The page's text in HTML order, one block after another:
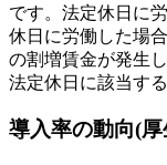
です。法定休日に
休日に労働した場
の割増賃金が発生
法定休日に該当す
導入率の動向(